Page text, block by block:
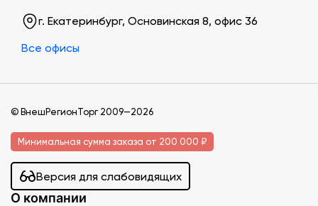
г. Екатеринбург, Основинская 8, офис 36
Все офисы
© ВнешРегионТорг 2009—2026
Минимальная сумма заказа от 200 000 ₽
Версия для слабовидящих
О компании